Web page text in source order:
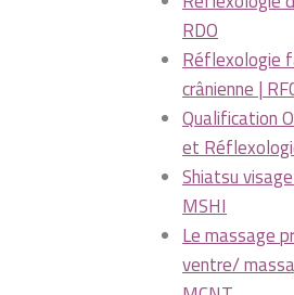
RDO
Réflexologie
crânienne |
Qualification
et
Shiatsu
MSHI
Le massage
ventre/